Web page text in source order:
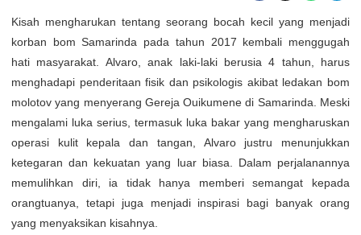
Kisah mengharukan tentang seorang bocah kecil yang menjadi
korban bom Samarinda pada tahun 2017 kembali menggugah
hati masyarakat. Alvaro, anak laki-laki berusia 4 tahun, harus
menghadapi penderitaan fisik dan psikologis akibat ledakan bom
molotov yang menyerang Gereja Ouikumene di Samarinda. Meski
mengalami luka serius, termasuk luka bakar yang mengharuskan
operasi kulit kepala dan tangan, Alvaro justru menunjukkan
ketegaran dan kekuatan yang luar biasa. Dalam perjalanannya
memulihkan diri, ia tidak hanya memberi semangat kepada
orangtuanya, tetapi juga menjadi inspirasi bagi banyak orang
yang menyaksikan kisahnya.